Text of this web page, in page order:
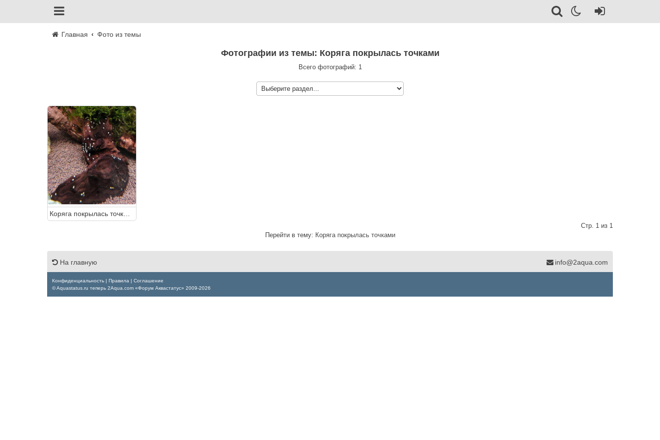
Главная Фото из темы
Фотографии из темы: Коряга покрылась точками
Всего фотографий: 1
Стр. 1 из 1
Перейти в тему: Коряга покрылась точками
На главную info@2aqua.com
Конфиденциальность Правила
Соглашение
© Aquastatus.ru теперь 2Aqua.com «Форум Аквастатус» 2009-2026